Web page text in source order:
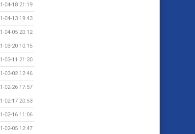
04-18 21:19
04-13 19:43
04-05 20:12
03-20 10:15
03-11 21:30
03-02 12:46
02-26 17:57
02-17 20:53
02-16 11:06
02-05 12:47